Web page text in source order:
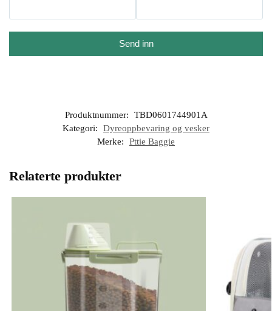
Send inn
Produktnummer:
TBD0601744901A
Kategori:
Dyreoppbevaring og vesker
Merke:
Pttie Baggie
Relaterte produkter